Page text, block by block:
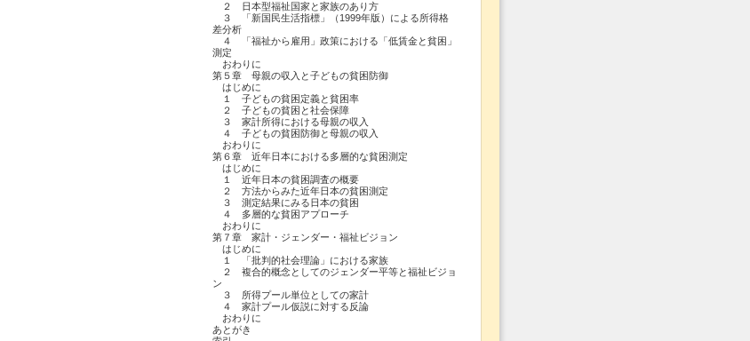
２ 日本型福祉国家と家族のあり方
３ 「新国民生活指標」（1999年版）による所得格
差分析
４ 「福祉から雇用」政策における「低賃金と貧困」
測定
おわりに
第５章 母親の収入と子どもの貧困防御
はじめに
１ 子どもの貧困定義と貧困率
２ 子どもの貧困と社会保障
３ 家計所得における母親の収入
４ 子どもの貧困防御と母親の収入
おわりに
第６章 近年日本における多層的な貧困測定
はじめに
１ 近年日本の貧困調査の概要
２ 方法からみた近年日本の貧困測定
３ 測定結果にみる日本の貧困
４ 多層的な貧困アプローチ
おわりに
第７章 家計・ジェンダー・福祉ビジョン
はじめに
１ 「批判的社会理論」における家族
２ 複合的概念としてのジェンダー平等と福祉ビジョ
ン
３ 所得プール単位としての家計
４ 家計プール仮説に対する反論
おわりに
あとがき